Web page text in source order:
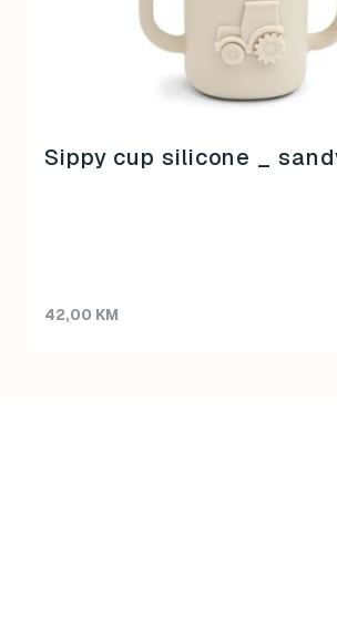
Sippy cup silicone _
42,00 KM